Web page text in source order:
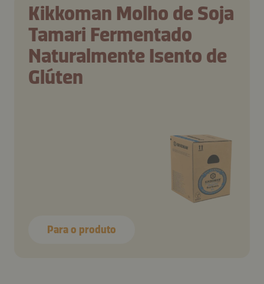
Kikkoman Molho de Soja
Tamari Fermentado
Naturalmente Isento de
Glúten
Para o produto